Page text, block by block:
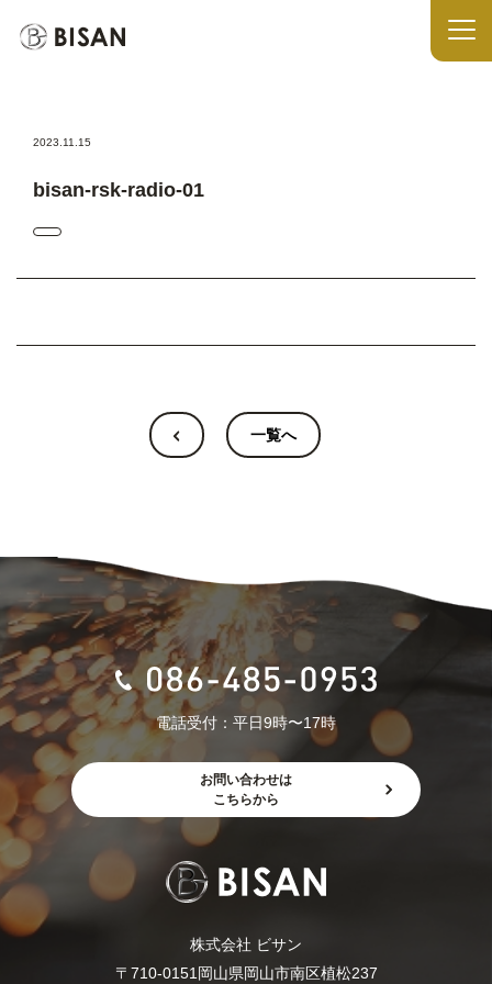
株式会社 ビサン
〒710-0151岡山県岡山市南区植松237
2023.11.15
bisan-rsk-radio-01
一覧へ
電話受付：平日9時〜17時
お問い合わせは
こちらから
株式会社 ビサン
〒710-0151岡山県岡山市南区植松237